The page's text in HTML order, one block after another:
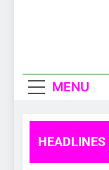
MENU
HEADLINES